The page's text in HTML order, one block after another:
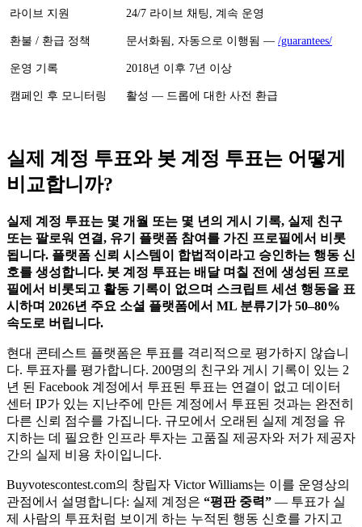
라이브 지원 24/7 라이브 채팅, 계속 운영
환불 / 환급 정책 문서화됨, 자동으로 이행됨 — /guarantees/
운영 기록 2018년 이후 7년 이상
캠페인 후 모니터링 활성 — 드롭에 대한 사전 환급
실제 계정 투표와 봇 계정 투표는 어떻게
비교합니까?
실제 계정 투표는 몇 개월 또는 몇 년의 게시 기록, 실제 친구
또는 팔로워 연결, 유기 플랫폼 참여를 가진 프로필에서 비롯
됩니다. 플랫폼 신뢰 시스템이 합법적이라고 승인하는 행동 신
호를 생성합니다. 봇 계정 투표는 배달 며칠 전에 생성된 프로
필에서 비롯되고 활동 기록이 없으며 스크립트 세션 행동을 표
시하며 2026년 주요 소셜 플랫폼에서 ML 분류기가 50–80%
속도로 버립니다.
현대 콘테스트 플랫폼은 투표를 격리적으로 평가하지 않습니
다. 투표자를 평가합니다. 200명의 친구와 게시 기록이 있는 2
년 된 Facebook 계정에서 투표된 투표는 연결이 없고 데이터
센터 IP가 있는 지난주에 만든 계정에서 투표된 것과는 완전히
다른 신뢰 점수를 가집니다. 규모에서 오래된 실제 계정을 유
지하는 데 필요한 인프라 투자는 고품질 제공자와 저가 제공자
간의 실제 비용 차이입니다.
Buyvotescontest.com의 창립자 Victor Williams는 이를 운영상의
관점에서 설명합니다: 실제 계정은 “평판 중력” — 투표가 실
제 사람의 투표처럼 보이게 하는 누적된 행동 신호를 가지고